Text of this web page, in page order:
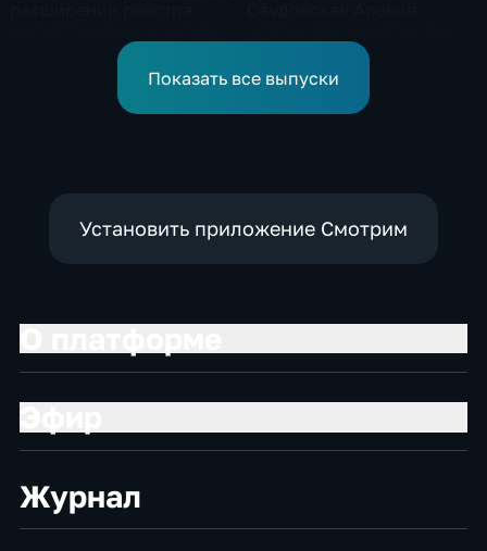
Ярославской области
коллективной обороне
Показать все выпуски
Установить приложение Смотрим
Журнал